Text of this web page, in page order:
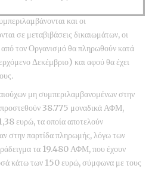
και οι
σε μεταβιβάσεις δικαιωμάτων, οι
από τον Οργανισμό θα πληρωθούν κατά
Δεκέμβριο) και αφού θα έχει
μη συμπεριλαμβανομένων στην
38.775 μοναδικά ΑΦΜ,
ευρώ, τα οποία αποτελούν
στην παρτίδα πληρωμής, λόγω των
τα 19.480 ΑΦΜ, που έχουν
κάτω των 150 ευρώ, σύμφωνα με τους